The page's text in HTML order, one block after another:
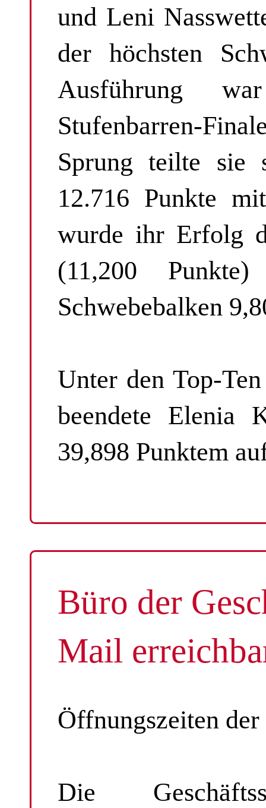
und Leni
der höchsten
Ausführung
Stufenbarren-
Sprung teilte sie
12.716 Punkte
wurde ihr Erfolg
(11,200
Schwebebalken
Unter den Top-
beendete Elenia
39,898 Punktem
Büro der
Mail
Öffnungszeiten
Die